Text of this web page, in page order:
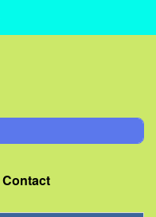
Contact